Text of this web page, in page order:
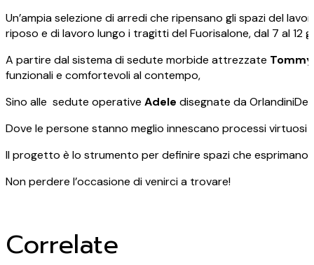
Un’ampia selezione di arredi che ripensano gli spazi del
riposo e di lavoro lungo i tragitti del Fuorisalone, dal 7 al
A partire dal sistema di sedute morbide attrezzate
funzionali e comfortevoli al contempo,
Sino alle sedute operative Adele disegnate da
Dove le persone stanno meglio innescano processi virtuosi
Il progetto è lo strumento per definire spazi che
Non perdere l’occasione di venirci a trovare!
Correlate